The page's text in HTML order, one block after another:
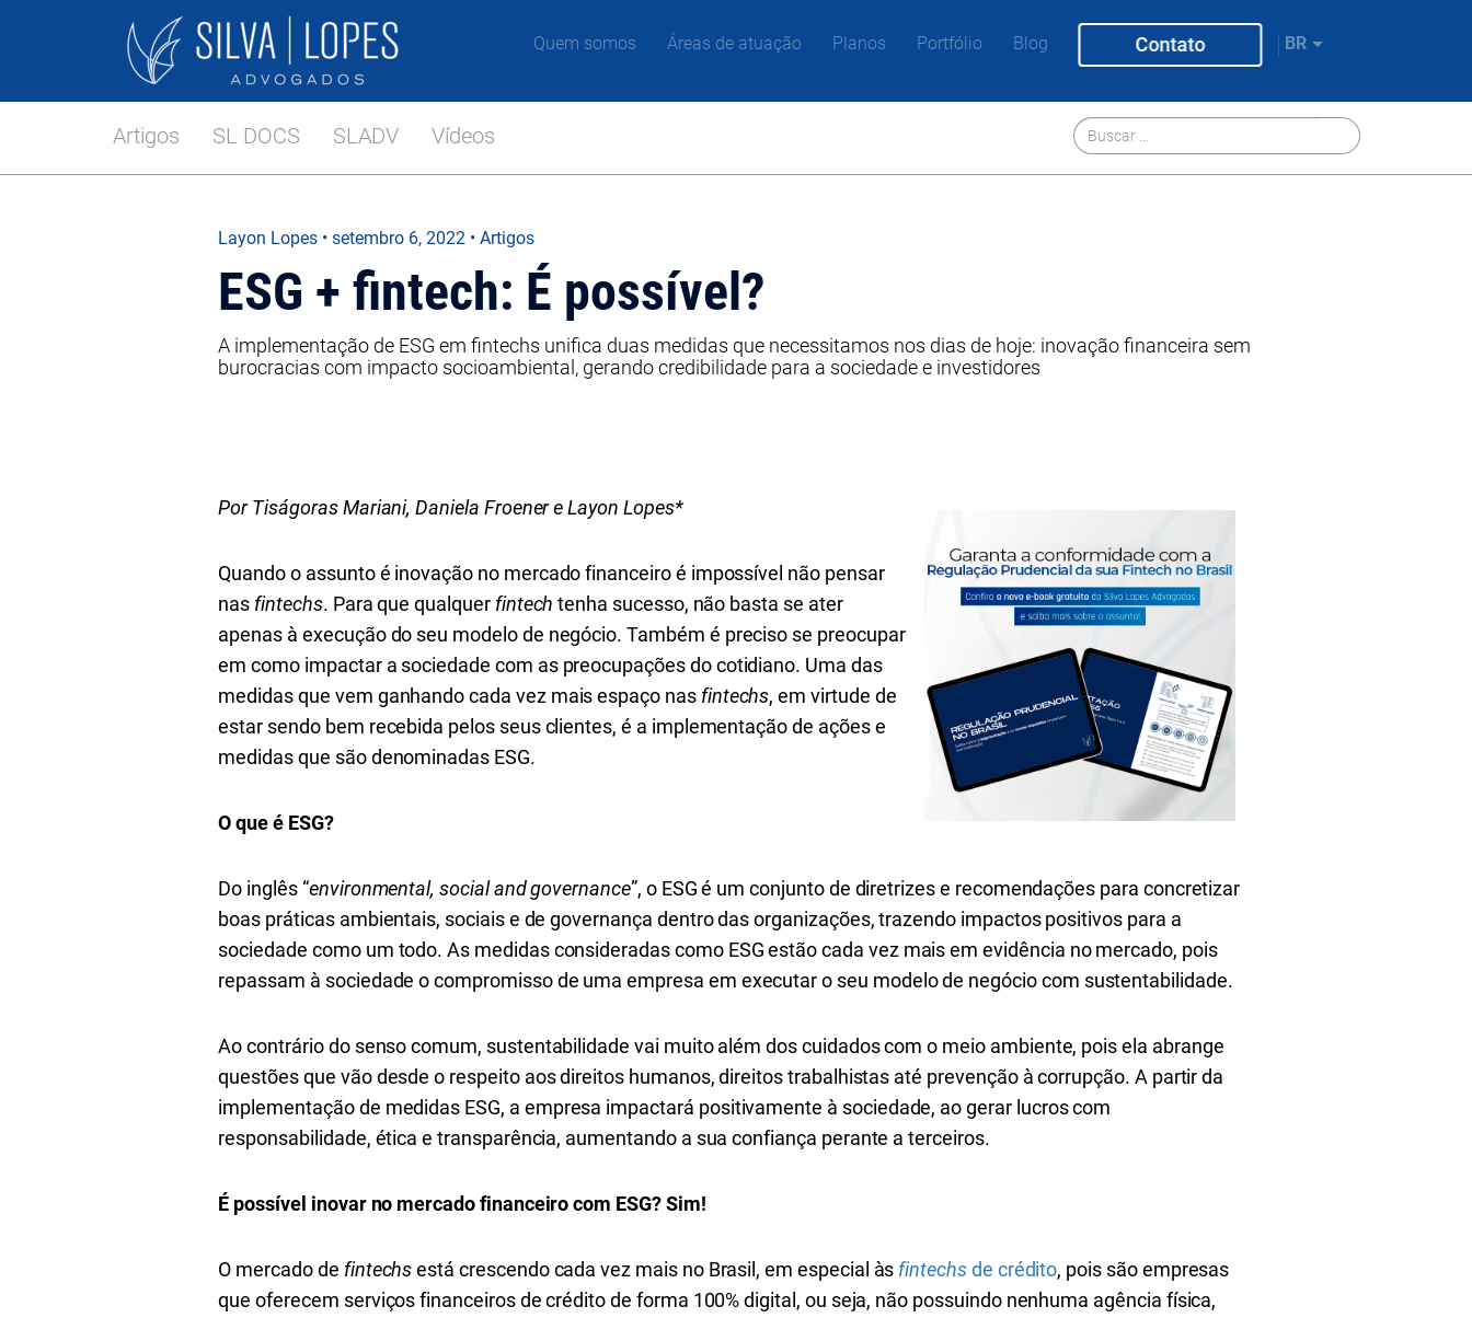
Quem somos Áreas de atuação Planos Portfólio Blog Contato BR
Artigos SL DOCS SLADV Vídeos
Layon Lopes •setembro 6, 2022 • Artigos
ESG + fintech: É possível?
A implementação de ESG em fintechs unifica duas medidas que necessitamos nos dias de hoje: inovação financeira sem
burocracias com impacto socioambiental, gerando credibilidade para a sociedade e investidores
Por Tiságoras Mariani, Daniela Froener e Layon Lopes*
Quando o assunto é inovação no mercado financeiro é impossível não pensar
nas fintechs. Para que qualquer fintechtenha sucesso, não basta se ater
apenas à execução do seu modelo de negócio. Também é preciso se preocupar
em como impactar a sociedade com as preocupações do cotidiano. Uma das
medidas que vem ganhando cada vez mais espaço nas fintechs, em virtude de
estar sendo bem recebida pelos seus clientes, é a implementação de ações e
medidas que são denominadas ESG.
O que é ESG?
Do inglês “environmental, social and governance”, o ESG é um conjunto de diretrizes e recomendações para concretizar
boas práticas ambientais, sociais e de governança dentro das organizações, trazendo impactos positivos para a
sociedade como um todo. As medidas consideradas como ESG estão cada vez mais em evidência no mercado, pois
repassam à sociedade o compromisso de uma empresa em executar o seu modelo de negócio com sustentabilidade.
Ao contrário do senso comum, sustentabilidade vai muito além dos cuidados com o meio ambiente, pois ela abrange
questões que vão desde o respeito aos direitos humanos, direitos trabalhistas até prevenção à corrupção. A partir da
implementação de medidas ESG, a empresa impactará positivamente à sociedade, ao gerar lucros com
responsabilidade, ética e transparência, aumentando a sua confiança perante a terceiros.
É possível inovar no mercado financeiro com ESG? Sim!
O mercado de fintechsestá crescendo cada vez mais no Brasil, em especial às fintechsde crédito, pois são empresas
que oferecem serviços financeiros de crédito de forma 100% digital, ou seja, não possuindo nenhuma agência física,